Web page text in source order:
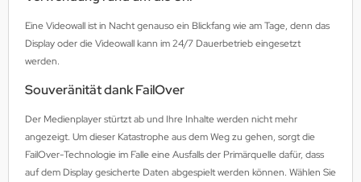
Eine Videowall ist in Nacht genauso ein Blickfang wie am Tage, denn das
Display oder die Videowall kann im 24/7 Dauerbetrieb eingesetzt
werden.
Souveränität dank FailOver
Der Medienplayer stürtzt ab und Ihre Inhalte werden nicht mehr
angezeigt. Um dieser Katastrophe aus dem Weg zu gehen, sorgt die
FailOver-Technologie im Falle eine Ausfalls der Primärquelle dafür, dass
auf dem Display gesicherte Daten abgespielt werden können. Wählen Sie